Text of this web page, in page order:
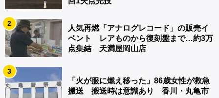
2
人気再燃「アナログレコード」の販売イ
ベント レアものから復刻盤まで…約3万
点集結 天満屋岡山店
3
「火が服に燃え移った」86歳女性が救急
搬送 搬送時は意識あり 香川・丸亀市